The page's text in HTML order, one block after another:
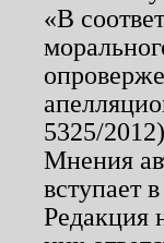
«В
5325/
Мнения
вступает
Редакция